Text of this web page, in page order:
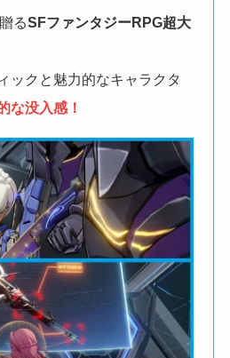
るSFファンタジーRPG超大
ックと魅力的なキャラクタ
な没入感！